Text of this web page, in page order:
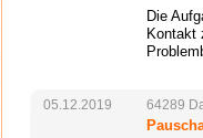
Die
Kontakt
05.12.2019 64289